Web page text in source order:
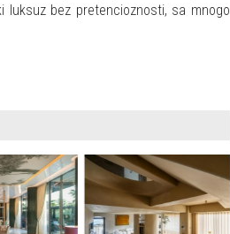
luksuz bez pretencioznosti, sa mnogo